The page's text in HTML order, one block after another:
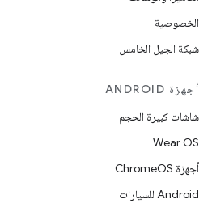
الخصوصية
شبكة الجيل الخامس
أجهزة ANDROID
شاشات كبيرة الحجم
Wear OS
أجهزة ChromeOS
Android للسيارات